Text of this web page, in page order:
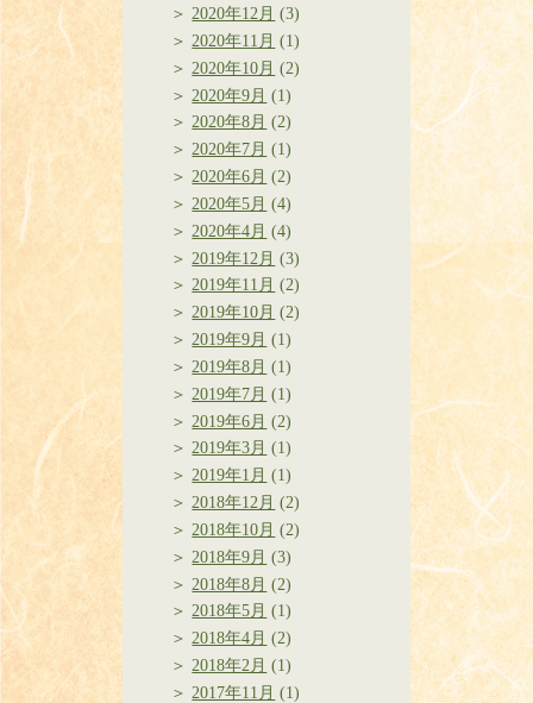
2020年12月 (3)
2020年11月 (1)
2020年10月 (2)
2020年9月 (1)
2020年8月 (2)
2020年7月 (1)
2020年6月 (2)
2020年5月 (4)
2020年4月 (4)
2019年12月 (3)
2019年11月 (2)
2019年10月 (2)
2019年9月 (1)
2019年8月 (1)
2019年7月 (1)
2019年6月 (2)
2019年3月 (1)
2019年1月 (1)
2018年12月 (2)
2018年10月 (2)
2018年9月 (3)
2018年8月 (2)
2018年5月 (1)
2018年4月 (2)
2018年2月 (1)
2017年11月 (1)